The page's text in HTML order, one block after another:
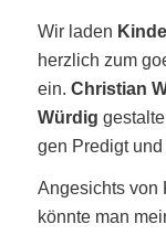
Wir laden
herz­lich zum
ein.Chris­ti­an
Wür­dig
gen Pre­digt
Ange­sichts von
könn­te man